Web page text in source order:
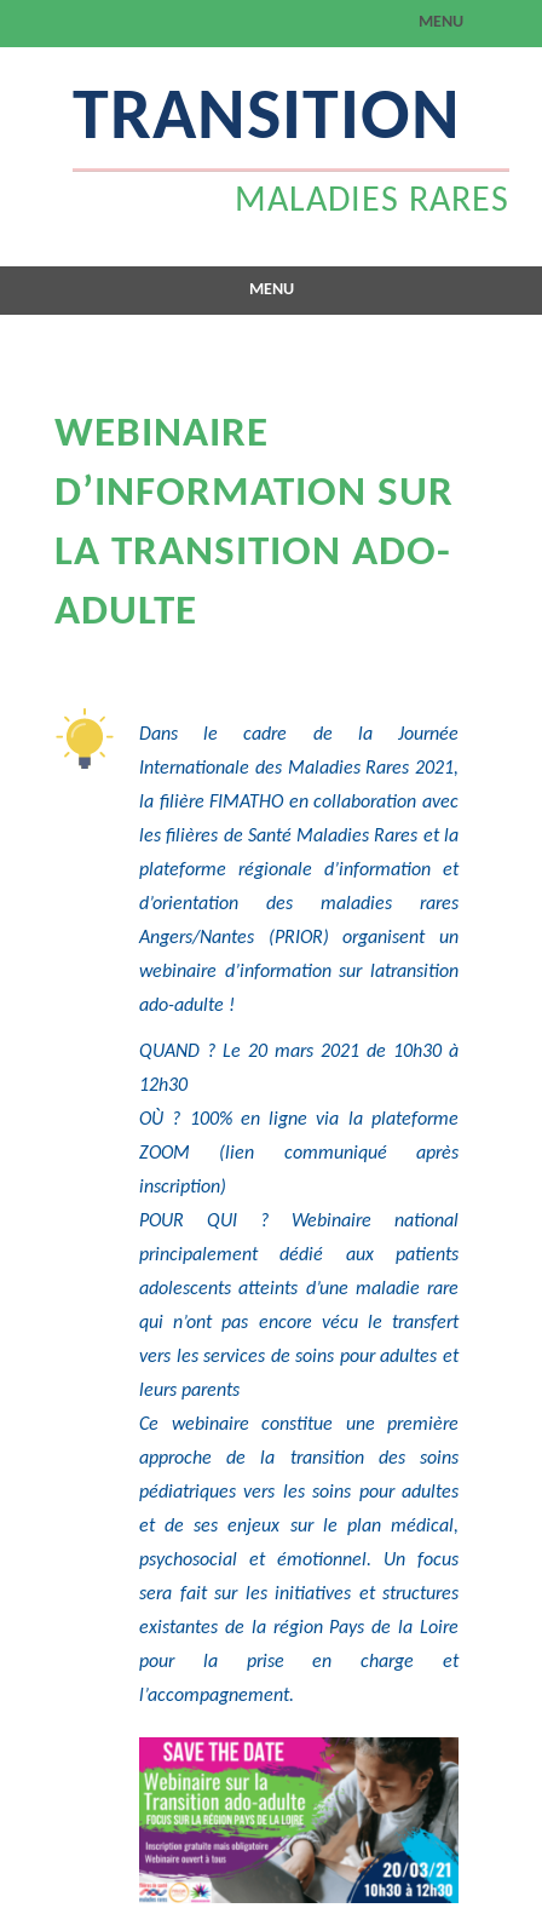
MENU
TRANSITION
MALADIES RARES
MENU
WEBINAIRE
D’INFORMATION SUR
LA TRANSITION ADO-
ADULTE
Dans le cadre de la Journée
Internationale des Maladies Rares 2021,
la filière FIMATHO en collaboration avec
les filières de Santé Maladies Rares et la
plateforme régionale d’information et
d’orientation des maladies rares
Angers/Nantes (PRIOR) organisent un
webinaire d’information sur latransition
ado-adulte !
QUAND ? Le 20 mars 2021 de 10h30 à
12h30
OÙ ? 100% en ligne via la plateforme
ZOOM (lien communiqué après
inscription)
POUR QUI ? Webinaire national
principalement dédié aux patients
adolescents atteints d’une maladie rare
qui n’ont pas encore vécu le transfert
vers les services de soins pour adultes et
leurs parents
Ce webinaire constitue une première
approche de la transition des soins
pédiatriques vers les soins pour adultes
et de ses enjeux sur le plan médical,
psychosocial et émotionnel. Un focus
sera fait sur les initiatives et structures
existantes de la région Pays de la Loire
pour la prise en charge et
l’accompagnement.